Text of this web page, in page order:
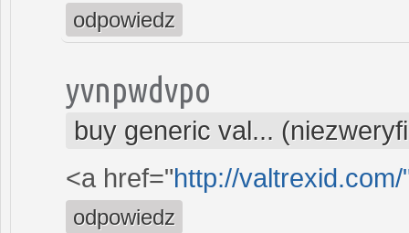
odpowiedz
yvnpwdvpo
buy generic val...
<a href="http://
odpowiedz